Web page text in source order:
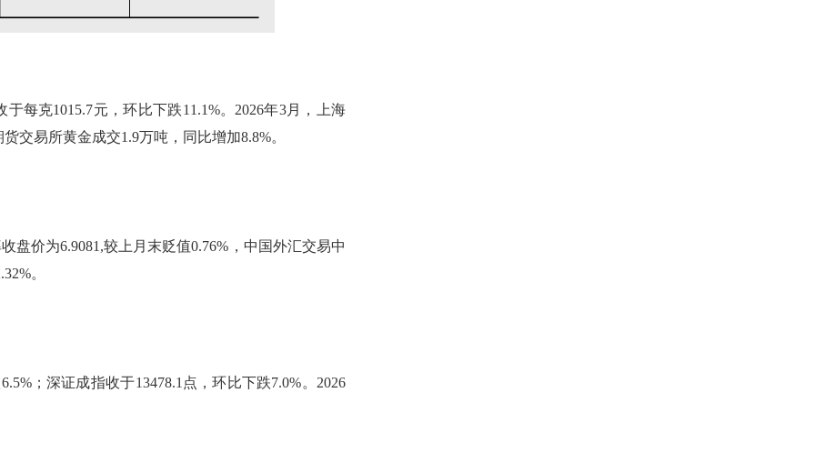
克1015.7元，环比下跌11.1%。2026年3月，上海
交易所黄金成交1.9万吨，同比增加8.8%。
价为6.9081,较上月末贬值0.76%，中国外汇交易中
。
；深证成指收于13478.1点，环比下跌7.0%。2026